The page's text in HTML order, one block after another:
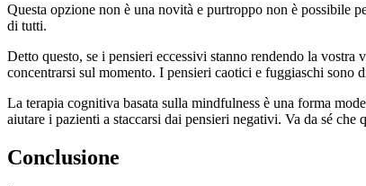
Questa opzione non è una novità e purtroppo non è possibile
di tutti.
Detto questo, se i pensieri eccessivi stanno rendendo la
concentrarsi sul momento. I pensieri caotici e fuggiaschi sono
La terapia cognitiva basata sulla mindfulness è una forma
aiutare i pazienti a staccarsi dai pensieri negativi. Va da sé
Conclusione